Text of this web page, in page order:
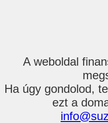
A weboldal
Ha úgy gondolod,
ezt a